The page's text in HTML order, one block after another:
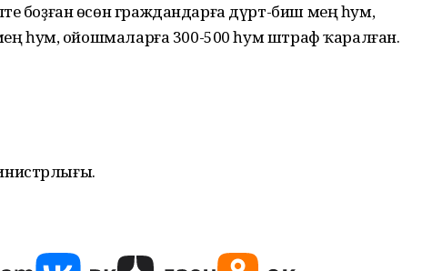
боҙған өсөн граждандарға дүрт-биш мең һум,
мең һум, ойошмаларға 300-500 һум штраф ҡаралған.